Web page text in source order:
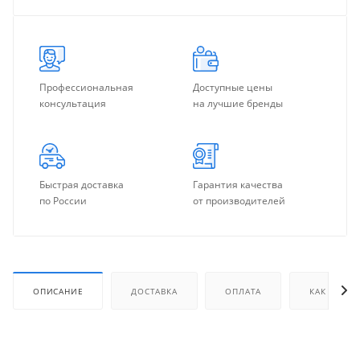
Профессиональная
консультация
Доступные цены
на лучшие бренды
Быстрая доставка
по России
Гарантия качества
от производителей
ОПИСАНИЕ ДОСТАВКА ОПЛАТА КАК